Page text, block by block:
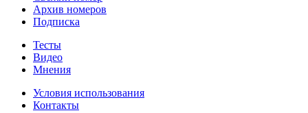
Архив номеров
Подписка
Тесты
Видео
Мнения
Условия использования
Контакты